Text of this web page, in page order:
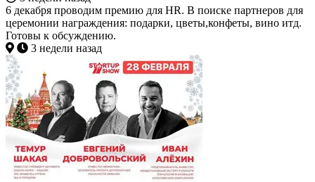
6 декабря проводим премию для HR. В поиске партнеров для
церемонии награждения: подарки, цветы,конфеты, вино итд.
Готовы к обсуждению.
3 недели назад